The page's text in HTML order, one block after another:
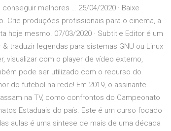
melhores … 25/04/2020 · Baixe
Crie produções profissionais para o cinema, a
hoje mesmo. 07/03/2020 · Subtitle Editor é um
traduzir legendas para sistemas GNU ou Linux
visualizar com o player de vídeo externo,
pode ser utilizado com o recurso do
do futebol na rede! Em 2019, o assinante
na TV, como confrontos do Campeonato
Estaduais do país. Este é um curso focado
aulas é uma síntese de mais de uma década